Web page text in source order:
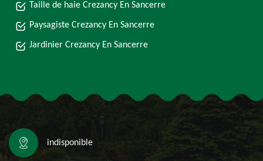
Taille de haie Crezancy En Sancerre
Paysagiste Crezancy En Sancerre
Jardinier Crezancy En Sancerre
indisponible